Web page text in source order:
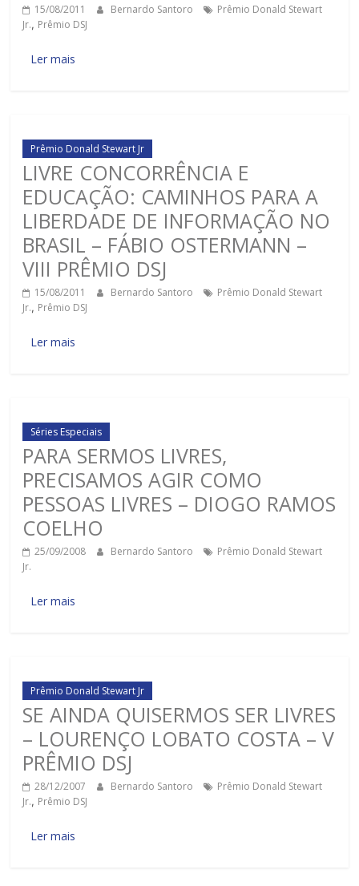
15/08/2011 Bernardo Santoro
Prêmio Donald Stewart
Jr., Prêmio DSJ
Ler mais
Prêmio Donald Stewart Jr
LIVRE CONCORRÊNCIA E
EDUCAÇÃO: CAMINHOS PARA A
LIBERDADE DE INFORMAÇÃO NO
BRASIL – FÁBIO OSTERMANN –
VIII PRÊMIO DSJ
15/08/2011 Bernardo Santoro
Prêmio Donald Stewart
Jr., Prêmio DSJ
Ler mais
Séries Especiais
PARA SERMOS LIVRES,
PRECISAMOS AGIR COMO
PESSOAS LIVRES – DIOGO RAMOS
COELHO
25/09/2008 Bernardo Santoro
Prêmio Donald Stewart
Jr.
Ler mais
Prêmio Donald Stewart Jr
SE AINDA QUISERMOS SER LIVRES
– LOURENÇO LOBATO COSTA – V
PRÊMIO DSJ
28/12/2007 Bernardo Santoro
Prêmio Donald Stewart
Jr., Prêmio DSJ
Ler mais